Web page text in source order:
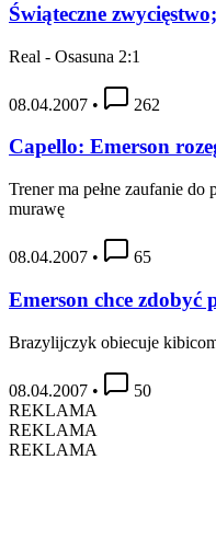
Świąteczne
Real - Osasuna 2:1
08.04.2007 • 262
Capello: Emerson
Trener ma pełne zaufanie
murawę
08.04.2007 • 65
Emerson chce zdobyć
Brazylijczyk obiecuje
08.04.2007 •
50
REKLAMA
REKLAMA
REKLAMA